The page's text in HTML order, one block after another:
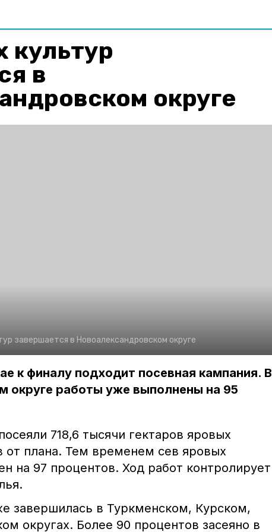
культур
в
округе
завершается в Новоалександровском округе
к финалу подходит посевная кампания. В
округе работы уже выполнены на 95
718,6 тысячи гектаров яровых
от плана. Тем временем сев яровых
на 97 процентов. Ход работ контролирует
завершилась в Туркменском, Курском,
округах. Более 90 процентов засеяно в